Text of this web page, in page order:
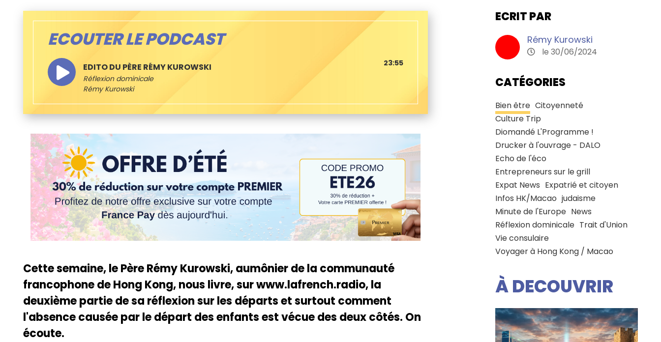
ECOUTER LE PODCAST
EDITO DU PÈRE RÉMY KUROWSKI
Réflexion dominicale
Rémy Kurowski
23:55
Cette semaine, le Père Rémy Kurowski, aumônier de la communauté
francophone de Hong Kong, nous livre, sur www.lafrench.radio, la
deuxième partie de sa réflexion sur les départs et surtout comment
l'absence causée par le départ des enfants est vécue des deux côtés. On
écoute.
ECRIT PAR
Rémy Kurowski
le 30/06/2024
CATÉGORIES
Bien être Citoyenneté
Culture Trip
Diomandé L'Programme !
Drucker à l'ouvrage - DALO
Echo de l'éco
Entrepreneurs sur le grill
Expat News Expatrié et citoyen
Infos HK/Macao judaisme
Minute de l'Europe News
Réflexion dominicale Trait d'Union
Vie consulaire
Voyager à Hong Kong / Macao
À DECOUVRIR